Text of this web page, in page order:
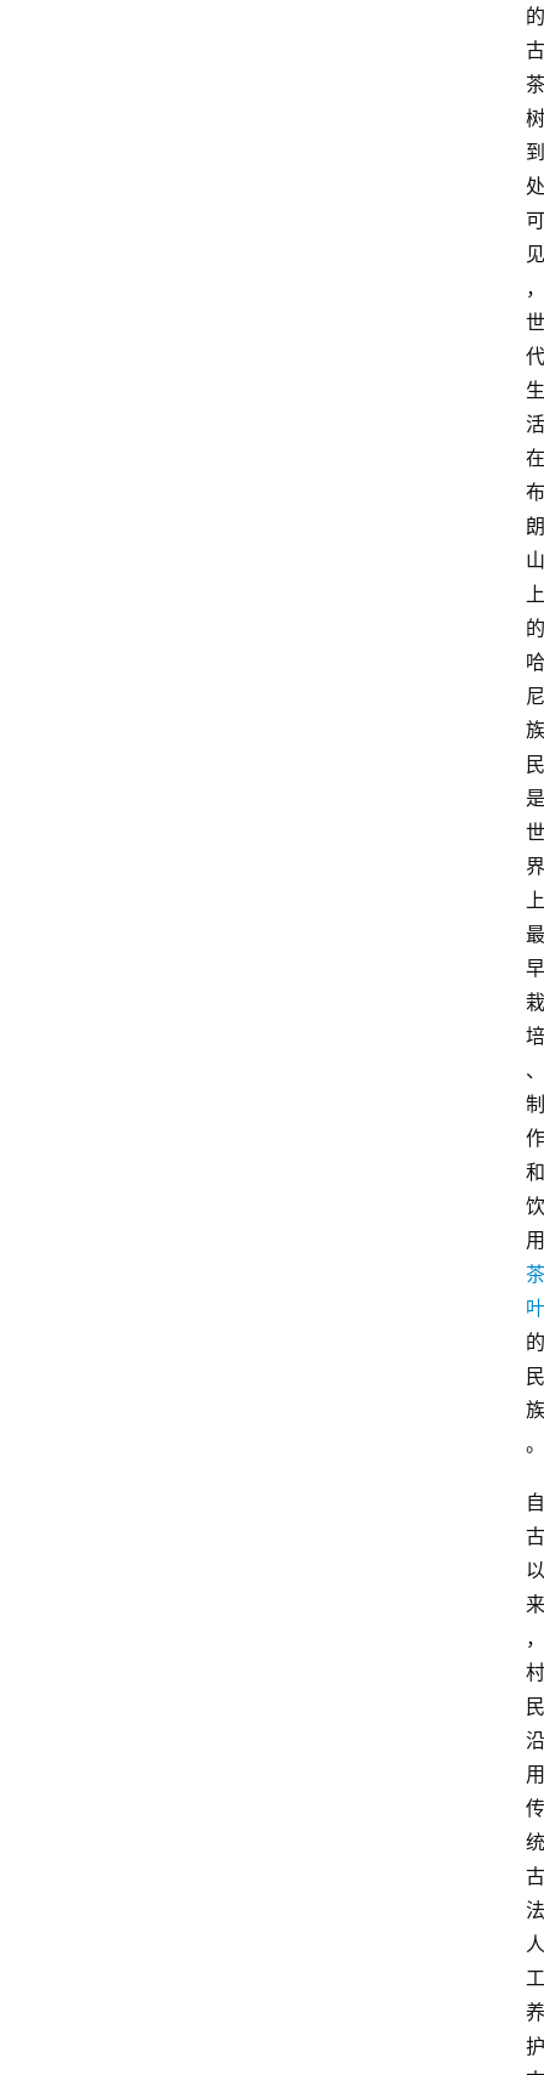
的
古
茶
树
到
处
可
见
，
世
代
生
活
在
布
朗
山
上
的
哈
尼
族
民
是
世
界
上
最
早
栽
培
、
制
作
和
饮
用
茶
叶
的
民
族
。
自
古
以
来
，
村
民
沿
用
传
统
古
法
人
工
养
护